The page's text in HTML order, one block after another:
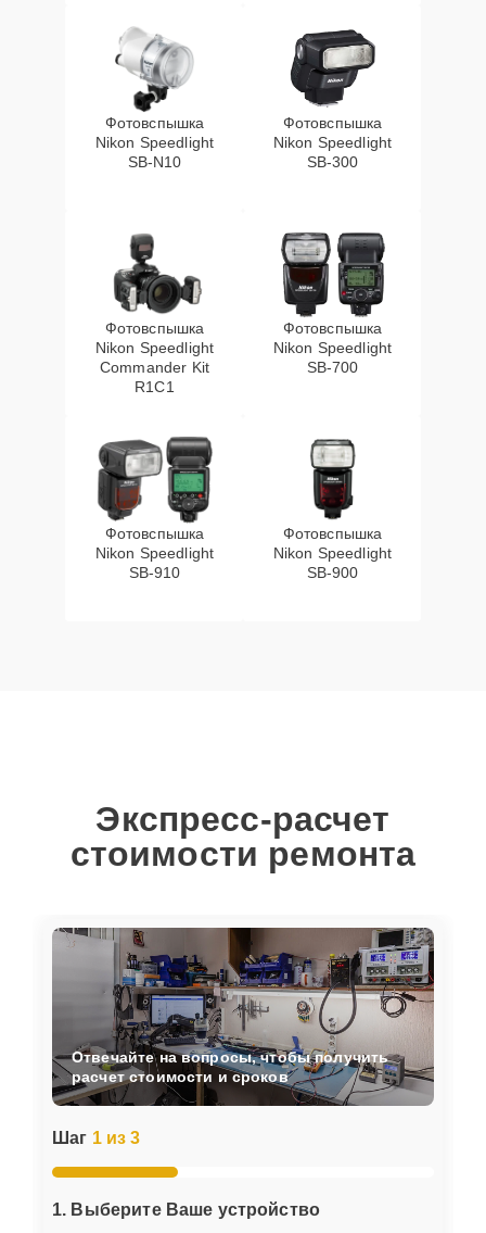
Фотовспышка
Nikon Speedlight
SB-N10
Фотовспышка
Nikon Speedlight
SB-300
Фотовспышка
Nikon Speedlight
Commander Kit
R1C1
Фотовспышка
Nikon Speedlight
SB-700
Фотовспышка
Nikon Speedlight
SB-910
Фотовспышка
Nikon Speedlight
SB-900
Экспресс-расчет
стоимости ремонта
Шаг 1 из 3
1. Выберите Ваше устройство
Отвечайте на вопросы, чтобы получить
расчет стоимости и сроков